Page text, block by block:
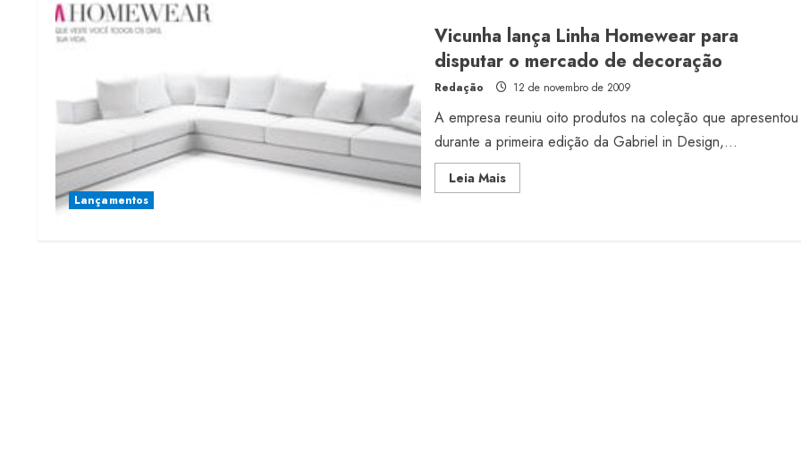
Lançamentos
Vicunha lança Linha Homewear para
disputar o mercado de decoração
Redação 12 de novembro de 2009
A empresa reuniu oito produtos na coleção que apresentou
durante a primeira edição da Gabriel in Design,...
Leia MaisRead
more